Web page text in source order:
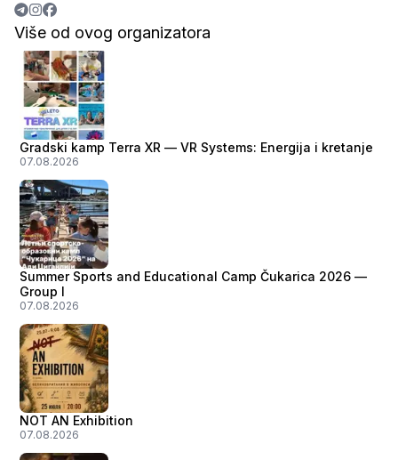
Više od ovog organizatora
Gradski kamp Terra XR — VR Systems: Energija i kretanje
07.08.2026
Summer Sports and Educational Camp Čukarica 2026 —
Group I
07.08.2026
NOT AN Exhibition
07.08.2026